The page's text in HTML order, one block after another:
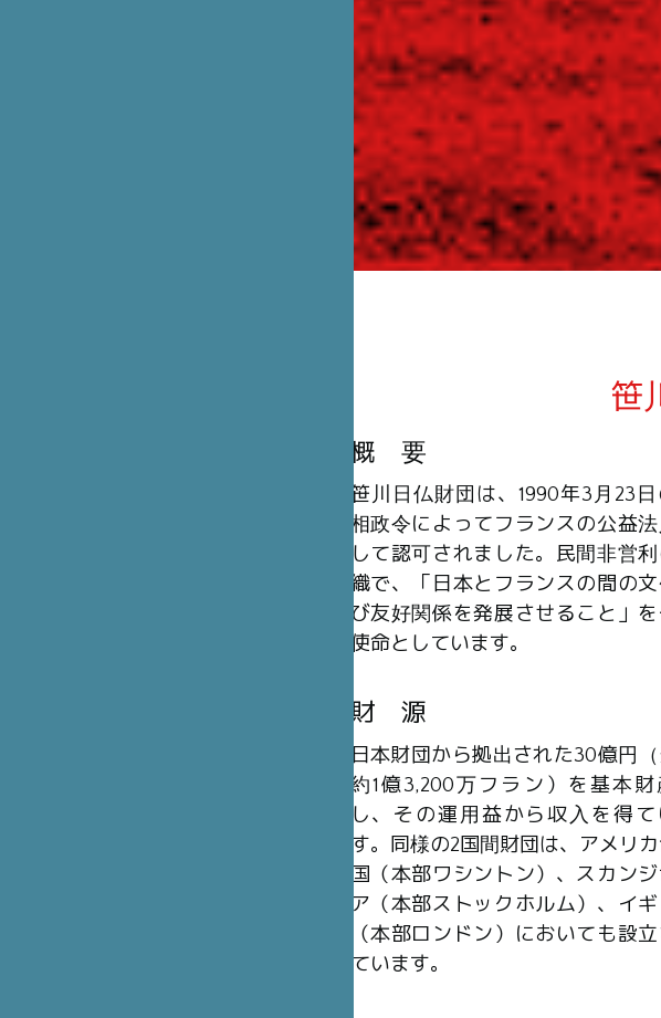
笹
概 要
笹川日仏財団は、1990年3月23
相政令によってフランスの公益法
して認可されました。民間非営
織で、「日本とフランスの間の
び友好関係を発展させること」
使命としています。
財 源
日本財団から拠出された30億円
約1億3,200万フラン）を基本財
し、その運用益から収入を得て
す。同様の2国間財団は、アメリ
国（本部ワシントン）、スカン
ア（本部ストックホルム）、イ
（本部ロンドン）においても設
ています。